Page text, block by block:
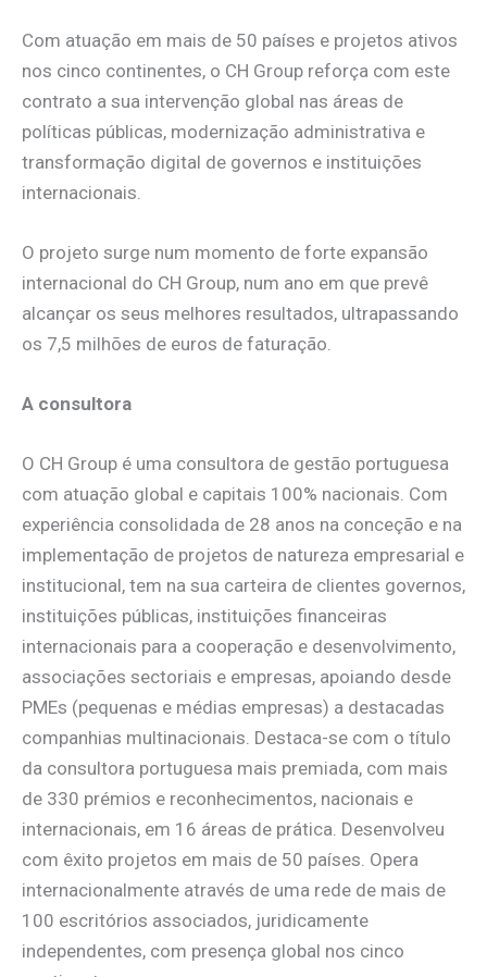
Com atuação em mais de 50 países e projetos ativos
nos cinco continentes, o CH Group reforça com este
contrato a sua intervenção global nas áreas de
políticas públicas, modernização administrativa e
transformação digital de governos e instituições
internacionais.
O projeto surge num momento de forte expansão
internacional do CH Group, num ano em que prevê
alcançar os seus melhores resultados, ultrapassando
os 7,5 milhões de euros de faturação.
A consultora
O CH Group é uma consultora de gestão portuguesa
com atuação global e capitais 100% nacionais. Com
experiência consolidada de 28 anos na conceção e na
implementação de projetos de natureza empresarial e
institucional, tem na sua carteira de clientes governos,
instituições públicas, instituições financeiras
internacionais para a cooperação e desenvolvimento,
associações sectoriais e empresas, apoiando desde
PMEs (pequenas e médias empresas) a destacadas
companhias multinacionais. Destaca-se com o título
da consultora portuguesa mais premiada, com mais
de 330 prémios e reconhecimentos, nacionais e
internacionais, em 16 áreas de prática. Desenvolveu
com êxito projetos em mais de 50 países. Opera
internacionalmente através de uma rede de mais de
100 escritórios associados, juridicamente
independentes, com presença global nos cinco